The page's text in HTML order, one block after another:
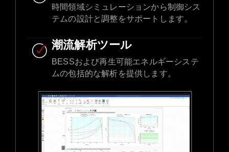
時間領域シミュレーションから制御シス
テムの設計と調整をサポートします。
潮流解析ツール
BESSおよび再生可能エネルギーシステ
ムの包括的な解析を提供します。